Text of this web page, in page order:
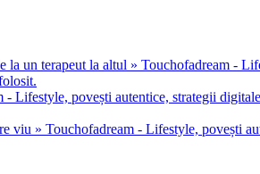
un terapeut la altul » Touchofadream -
Lifestyle, povești autentice, strategii
viu » Touchofadream - Lifestyle, povești